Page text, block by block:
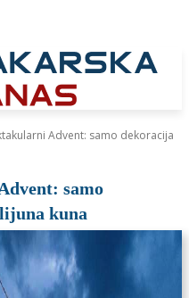
Advent: samo dekoracija
samo
kuna